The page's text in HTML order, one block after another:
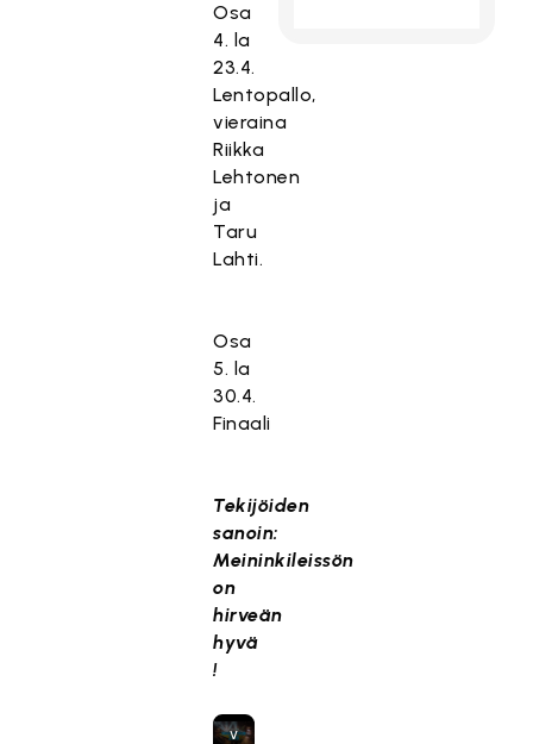
Osa
4. la
23.4.
Lentopallo,
vieraina
Riikka
Lehtonen
ja
Taru
Lahti.
Osa
5. la
30.4.
Tekijöiden
sanoin:
Meininkileissön
on
hirveän
hyvä
!
T
ä
m
ä
si
s
ä
lt
ö
o
s
t
e
t
,
k
o
s
k
a
v